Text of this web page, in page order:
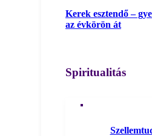
Kerek esztendő –
az évkörön át
Spiritualitás